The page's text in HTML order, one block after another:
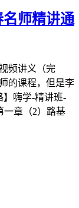
师精讲通
频讲义（完
的课程，但是李
】嗨学-精讲班-
一章（2）路基